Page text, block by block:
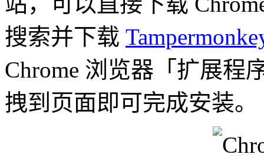
搜索并下载
Chrome 浏览器「扩展程
拽到页面即可完成安装。